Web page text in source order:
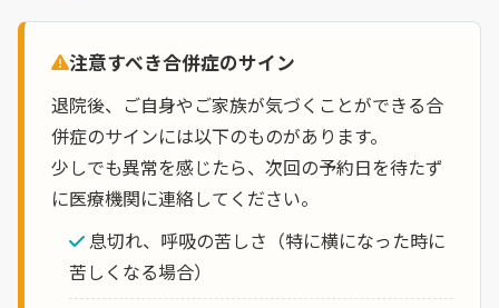
注意すべき合併症のサイン
退院後、ご自身やご家族が気づくことができる合
併症のサインには以下のものがあります。
少しでも異常を感じたら、次回の予約日を待たず
に医療機関に連絡してください。
息切れ、呼吸の苦しさ（特に横になった時に
苦しくなる場合）